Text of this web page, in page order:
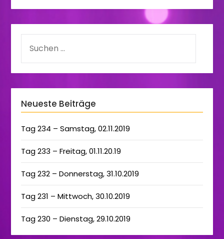
Neueste Beiträge
Tag 234 – Samstag, 02.11.2019
Tag 233 – Freitag, 01.11.20.19
Tag 232 – Donnerstag, 31.10.2019
Tag 231 – Mittwoch, 30.10.2019
Tag 230 – Dienstag, 29.10.2019